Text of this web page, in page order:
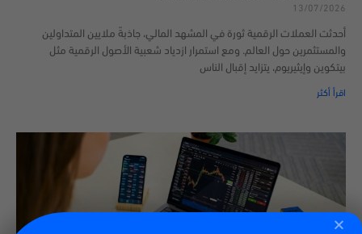
13/07/2026
أحدثت العملات الرقمية ثورة في المشهد المالي، جاذبةً ملايين المتداولين
والمستثمرين حول العالم. ومع استمرار ازدياد شعبية الأصول الرقمية مثل
بيتكوين وإيثيريوم، يتزايد إقبال الناس
اقرأ أكثر